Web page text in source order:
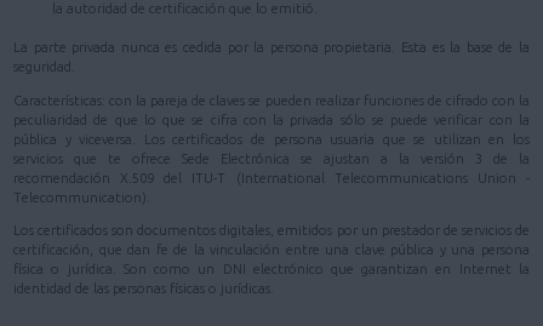
la autoridad de certificación que lo emitió.
La parte privada nunca es cedida por la persona propietaria. Esta es la base de la
seguridad.
Características: con la pareja de claves se pueden realizar funciones de cifrado con la
peculiaridad de que lo que se cifra con la privada sólo se puede verificar con la
pública y viceversa. Los certificados de persona usuaria que se utilizan en los
servicios que te ofrece Sede Electrónica se ajustan a la versión 3 de la
recomendación X.509 del ITU-T (International Telecommunications Union -
Telecommunication).
Los certificados son documentos digitales, emitidos por un prestador de servicios de
certificación, que dan fe de la vinculación entre una clave pública y una persona
física o jurídica. Son como un DNI electrónico que garantizan en Internet la
identidad de las personas físicas o jurídicas.